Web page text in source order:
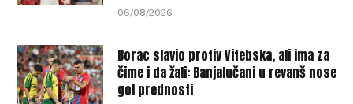
06/08/2026
Borac slavio protiv Vitebska, ali ima za
čime i da žali: Banjalučani u revanš nose
gol prednosti